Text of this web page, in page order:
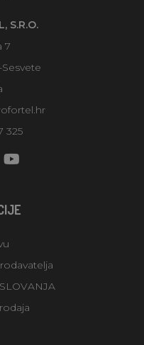
S.R.O.
7
325